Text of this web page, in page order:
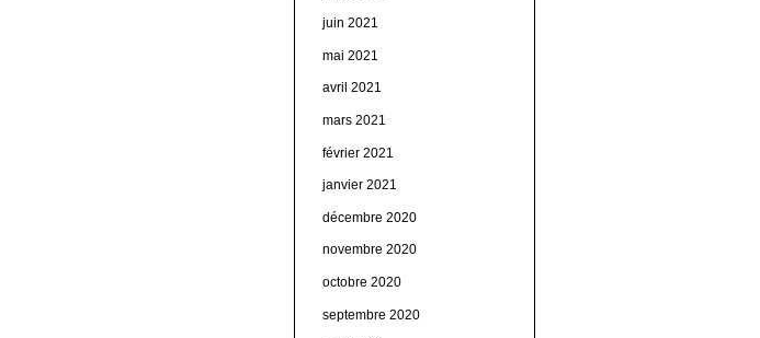
juin 2021
mai 2021
avril 2021
mars 2021
février 2021
janvier 2021
décembre 2020
novembre 2020
octobre 2020
septembre 2020